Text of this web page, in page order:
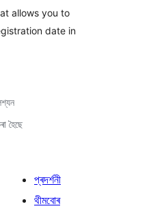
allows you to
date in
হৈছে
প্ৰদৰ্শনী
থীমবোৰ